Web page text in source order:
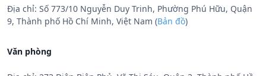
Địa chỉ: Số 773/10 Nguyễn Duy Trinh, Phường Phú Hữu, Quận
9, Thành phố Hồ Chí Minh, Việt Nam (Bản đồ)
Văn phòng